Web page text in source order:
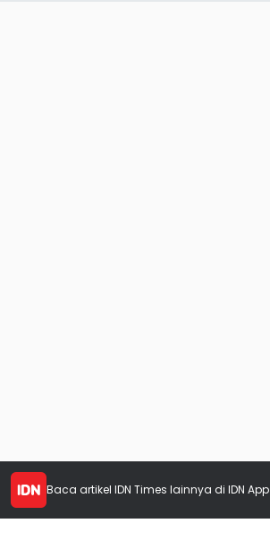
Baca artikel IDN Times lainnya di IDN App